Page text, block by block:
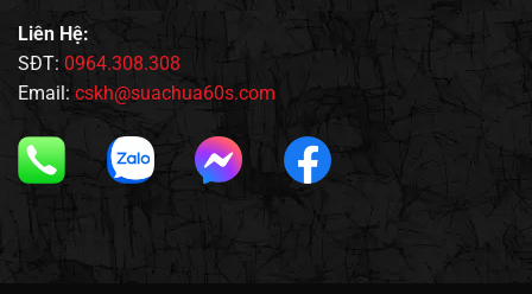
Liên Hệ:
SĐT: 0964.308.308
Email: cskh@suachua60s.com